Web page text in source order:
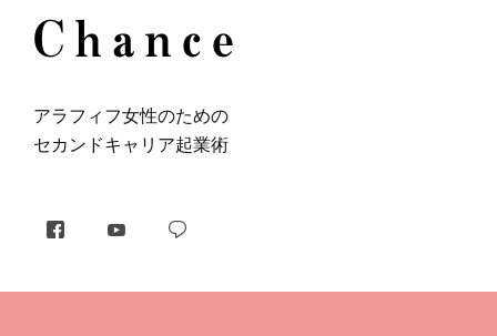
アラフィフ⼥性のための
セカンドキャリア起業術